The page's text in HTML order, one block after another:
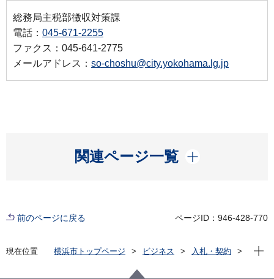
総務局主税部徴収対策課
電話： 045-671-2255
ファクス：045-641-2775
メールアドレス： so-choshu@city.yokohama.lg.jp
関連ページ一覧
開く
前のページに戻る ページID：946-428-770
現在位置 横浜市トップページ ビジネス
入札・契約
現在